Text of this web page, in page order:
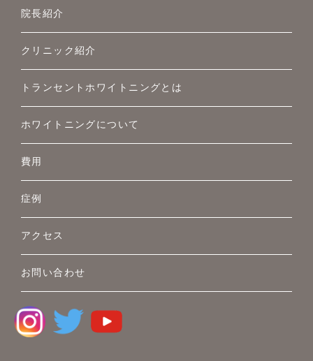
院長紹介
クリニック紹介
トランセントホワイトニングとは
ホワイトニングについて
費用
症例
アクセス
お問い合わせ